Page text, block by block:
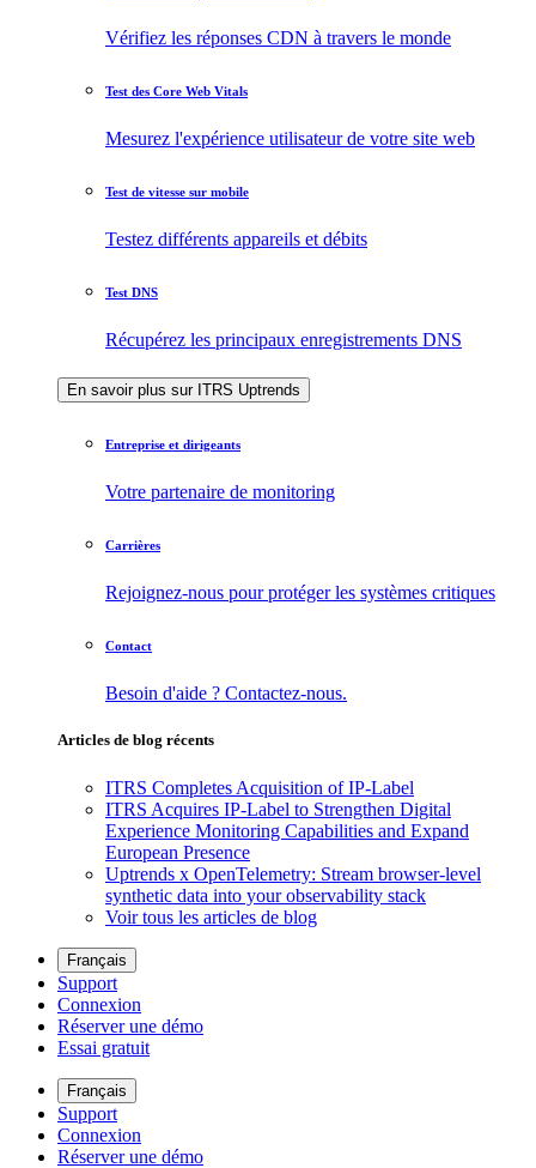
Vérifiez les réponses CDN à travers le monde
Test des Core Web Vitals
Mesurez l'expérience utilisateur de votre site web
Test de vitesse sur mobile
Testez différents appareils et débits
Test DNS
Récupérez les principaux enregistrements DNS
En savoir plus sur ITRS Uptrends
Entreprise et dirigeants
Votre partenaire de monitoring
Carrières
Rejoignez-nous pour protéger les systèmes critiques
Contact
Besoin d'aide ? Contactez-nous.
Articles de blog récents
ITRS Completes Acquisition of IP-Label
ITRS Acquires IP-Label to Strengthen Digital
Experience Monitoring Capabilities and Expand
European Presence
Uptrends x OpenTelemetry: Stream browser-level
synthetic data into your observability stack
Voir tous les articles de blog
Français
Support
Connexion
Réserver une démo
Essai gratuit
Français
Support
Connexion
Réserver une démo